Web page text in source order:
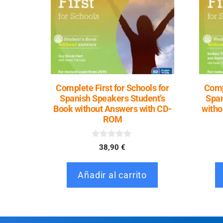
Complete First for Schools for
Spanish Speakers Student’s
Book without Answers with CD-
ROM
38,90€
Añadir al carrito